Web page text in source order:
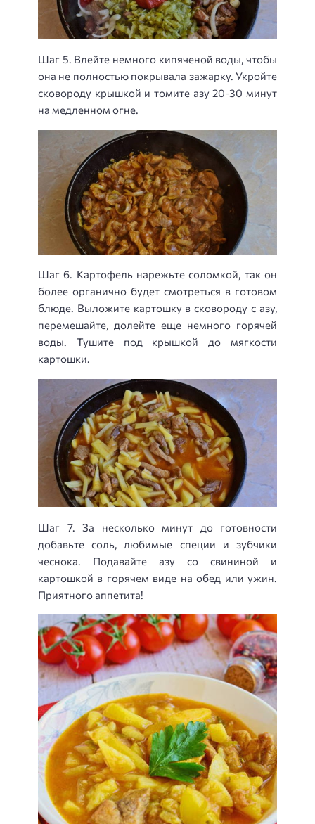
Шаг 5. Влейте немного кипяченой воды, чтобы
она не полностью покрывала зажарку. Укройте
сковороду крышкой и томите азу 20-30 минут
на медленном огне.
Шаг 6. Картофель нарежьте соломкой, так он
более органично будет смотреться в готовом
блюде. Выложите картошку в сковороду с азу,
перемешайте, долейте еще немного горячей
воды. Тушите под крышкой до мягкости
картошки.
Шаг 7. За несколько минут до готовности
добавьте соль, любимые специи и зубчики
чеснока. Подавайте азу со свининой и
картошкой в горячем виде на обед или ужин.
Приятного аппетита!